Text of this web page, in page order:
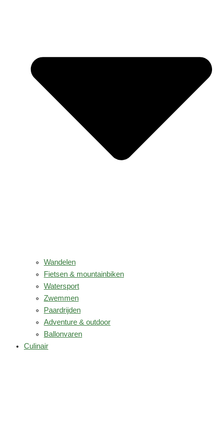
Wandelen
Fietsen & mountainbiken
Watersport
Zwemmen
Paardrijden
Adventure & outdoor
Ballonvaren
Culinair